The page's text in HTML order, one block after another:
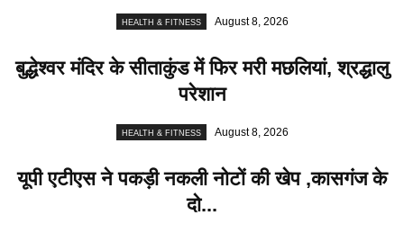
HEALTH & FITNESS August 8, 2026
बुद्धेश्वर मंदिर के सीताकुंड में फिर मरी मछलियां, श्रद्धालु
परेशान
HEALTH & FITNESS August 8, 2026
यूपी एटीएस ने पकड़ी नकली नोटों की खेप ,कासगंज के
दो...